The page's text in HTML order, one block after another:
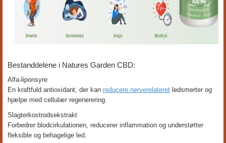
Bestanddelene i Natures Garden CBD:
Alfa-liponsyre
En kraftfuld antioxidant, der kan reducere nerverelateret ledsmerter og
hjælpe med cellulær regenerering.
Slagterkostrodsekstrakt
Forbedrer blodcirkulationen, reducerer inflammation og understøtter
fleksible og behagelige led.